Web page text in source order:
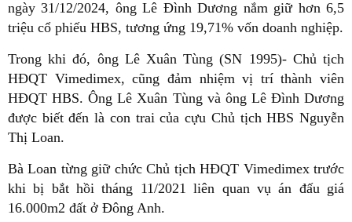
ngày 31/12/2024, ông Lê Đình Dương nắm giữ hơn 6,5
triệu cổ phiếu HBS, tương ứng 19,71% vốn doanh nghiệp.
Trong khi đó, ông Lê Xuân Tùng (SN 1995)- Chủ tịch
HĐQT Vimedimex, cũng đảm nhiệm vị trí thành viên
HĐQT HBS. Ông Lê Xuân Tùng và ông Lê Đình Dương
được biết đến là con trai của cựu Chủ tịch HBS Nguyễn
Thị Loan.
Bà Loan từng giữ chức Chủ tịch HĐQT Vimedimex trước
khi bị bắt hồi tháng 11/2021 liên quan vụ án đấu giá
16.000m2 đất ở Đông Anh.